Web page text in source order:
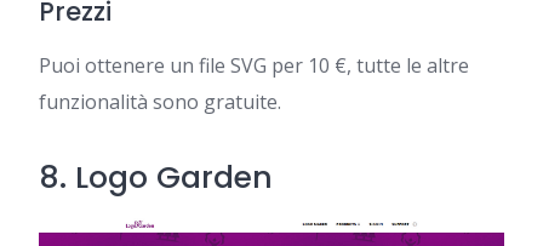
Prezzi
Puoi ottenere un file SVG per 10 €, tutte le altre
funzionalità sono gratuite.
8. Logo Garden